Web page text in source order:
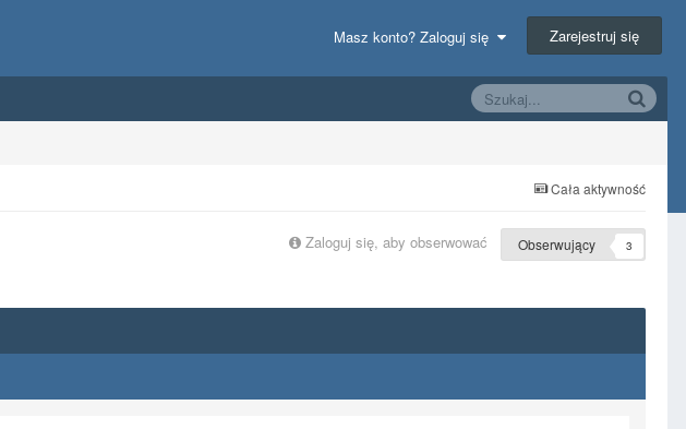
Masz konto? Zaloguj się Zarejestruj się
Cała aktywność
Zaloguj się, aby obserwować Obserwujący 3